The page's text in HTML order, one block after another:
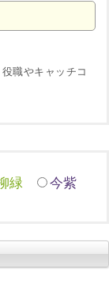
職やキャッチコ
緑 今紫